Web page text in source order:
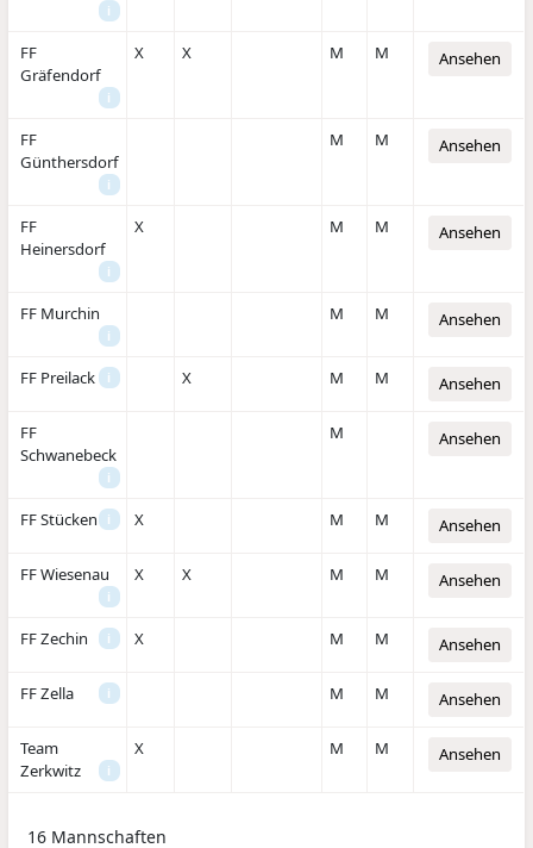
i
FF
Gräfendorf
i
X X M M Ansehen
FF
Günthersdorf
i
M M Ansehen
FF
Heinersdorf
i
X M M Ansehen
FF Murchin
i
M M Ansehen
FF Preilack i X M M Ansehen
FF
Schwanebeck
i
M Ansehen
FF Stücken i X M M Ansehen
FF Wiesenau
i
X X M M Ansehen
FF Zechin i X M M Ansehen
FF Zella i M M Ansehen
Team
Zerkwitz
i
X M M Ansehen
16 Mannschaften